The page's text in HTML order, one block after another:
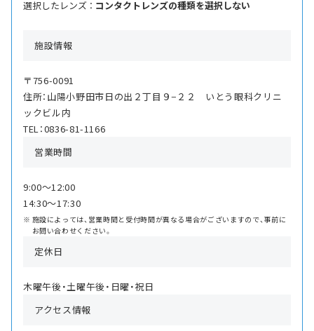
選択したレンズ ： コンタクトレンズの種類を選択しない
施設情報
〒756-0091
住所：山陽小野田市日の出２丁目９−２２ いとう眼科クリニ
ックビル内
TEL：0836-81-1166
営業時間
9:00〜12:00
14:30〜17:30
施設によっては、営業時間と受付時間が異なる場合がございますので、事前に
お問い合わせください。
定休日
木曜午後・土曜午後・日曜・祝日
アクセス情報